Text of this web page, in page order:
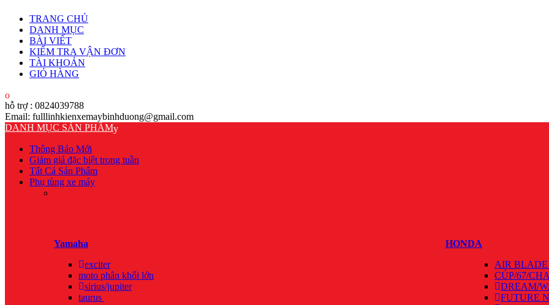
TRANG CHỦ
DANH MỤC
BÀI VIẾT
KIỂM TRA VẬN ĐƠN
TÀI KHOẢN
GIỎ HÀNG
hỗ trợ : 0824039788
Email: fulllinhkienxemaybinhduong@gmail.com
DANH MỤC SẢN PHẨM
Thông Báo Mới
Giảm giá đặc biệt trong tuần
Tất Cả Sản Phẩm
Phụ tùng xe máy
Yamaha
exciter
moto phân khối lớn
sirius/jupiter
taurus
HONDA
AIR BLADE
CÚP/67/
DREAM/
FUTURE